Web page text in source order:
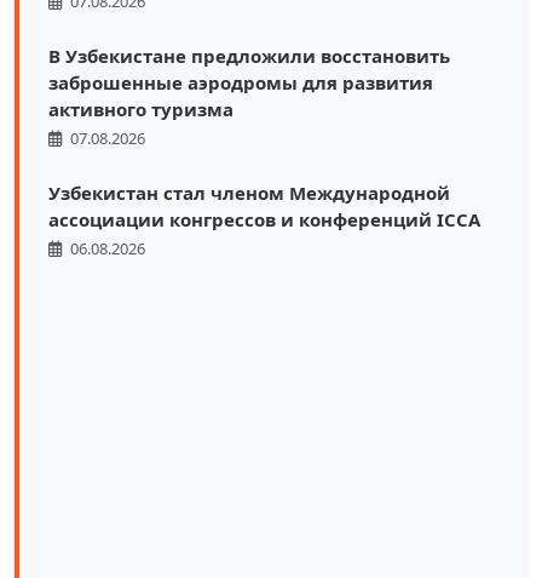
В Узбекистане предложили восстановить
заброшенные аэродромы для развития
активного туризма
07.08.2026
Узбекистан стал членом Международной
ассоциации конгрессов и конференций ICCA
06.08.2026